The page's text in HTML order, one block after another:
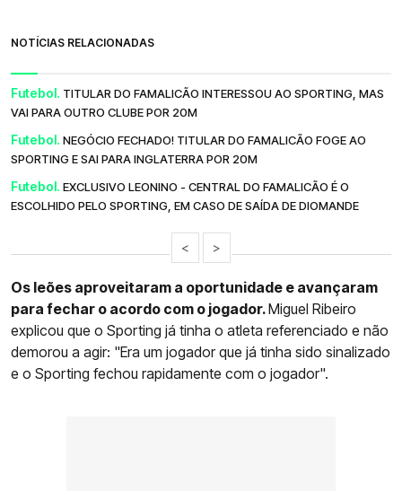
NOTÍCIAS RELACIONADAS
Futebol. TITULAR DO FAMALICÃO INTERESSOU AO SPORTING, MAS
VAI PARA OUTRO CLUBE POR 20M
Futebol. NEGÓCIO FECHADO! TITULAR DO FAMALICÃO FOGE AO
SPORTING E SAI PARA INGLATERRA POR 20M
Futebol. EXCLUSIVO LEONINO - CENTRAL DO FAMALICÃO É O
ESCOLHIDO PELO SPORTING, EM CASO DE SAÍDA DE DIOMANDE
< >
Os leões aproveitaram a oportunidade e avançaram
para fechar o acordo com o jogador.Miguel Ribeiro
explicou que o Sporting já tinha o atleta referenciado e não
demorou a agir: "Era um jogador que já tinha sido sinalizado
e o Sporting fechou rapidamente com o jogador".